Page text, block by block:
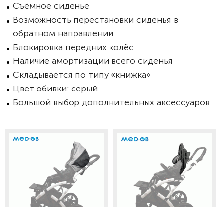
Съёмное сиденье
Возможность перестановки сиденья в
обратном направлении
Блокировка передних колёс
Наличие амортизации всего сиденья
Складывается по типу «книжка»
Цвет обивки: серый
Большой выбор дополнительных аксессуаров